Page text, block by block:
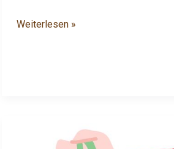
Weiterlesen »